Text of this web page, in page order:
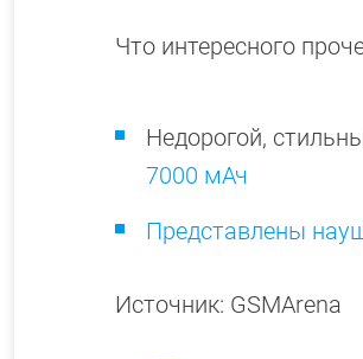
Что интересного
Недорогой,
7000 мАч
Представлены
Источник: GSMArena